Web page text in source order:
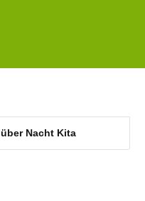
über Nacht Kita